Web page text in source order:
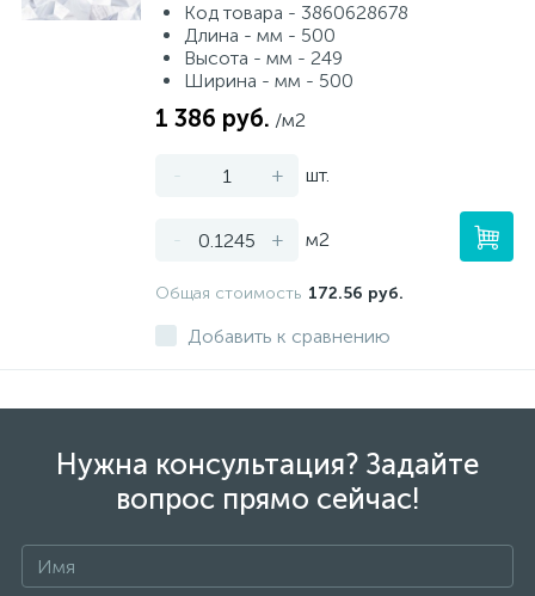
Код товара - 3860628678
Длина - мм - 500
Высота - мм - 249
Ширина - мм - 500
1 386 руб. /м2
- + шт.
- + м2
Общая стоимость 172.56 руб.
Добавить к сравнению
Нужна консультация? Задайте
вопрос прямо сейчас!